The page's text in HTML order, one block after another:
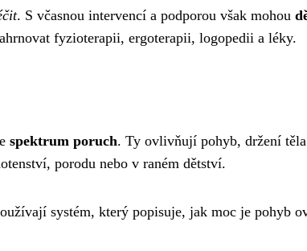
. S včasnou intervencí a podporou však mohou
fyzioterapii, ergoterapii, logopedii a léky.
spektrum poruch. Ty ovlivňují pohyb, držení
porodu nebo v raném dětství.
systém, který popisuje, jak moc je pohyb